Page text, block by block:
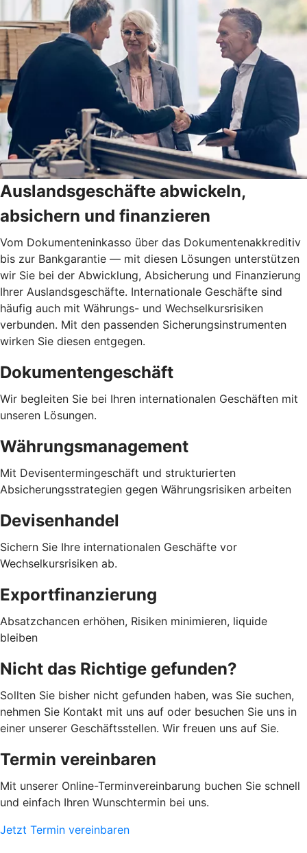
Auslandsgeschäfte abwickeln,
absichern und finanzieren
Vom Dokumenteninkasso über das Dokumentenakkreditiv
bis zur Bankgarantie — mit diesen Lösungen unterstützen
wir Sie bei der Abwicklung, Absicherung und Finanzierung
Ihrer Auslandsgeschäfte. Internationale Geschäfte sind
häufig auch mit Währungs- und Wechselkursrisiken
verbunden. Mit den passenden Sicherungsinstrumenten
wirken Sie diesen entgegen.
Dokumentengeschäft
Wir begleiten Sie bei Ihren internationalen Geschäften mit
unseren Lösungen.
Währungsmanagement
Mit Devisentermingeschäft und strukturierten
Absicherungsstrategien gegen Währungsrisiken arbeiten
Devisenhandel
Sichern Sie Ihre internationalen Geschäfte vor
Wechselkursrisiken ab.
Exportfinanzierung
Absatzchancen erhöhen, Risiken minimieren, liquide
bleiben
Nicht das Richtige gefunden?
Sollten Sie bisher nicht gefunden haben, was Sie suchen,
nehmen Sie Kontakt mit uns auf oder besuchen Sie uns in
einer unserer Geschäftsstellen. Wir freuen uns auf Sie.
Termin vereinbaren
Mit unserer Online-Terminvereinbarung buchen Sie schnell
und einfach Ihren Wunschtermin bei uns.
Jetzt Termin vereinbaren